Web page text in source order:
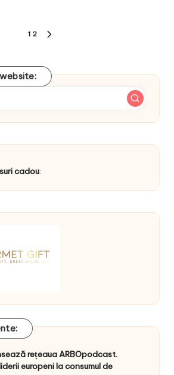
1 2
cadou:
rețeaua ARBOpodcast.
europeni la consumul de